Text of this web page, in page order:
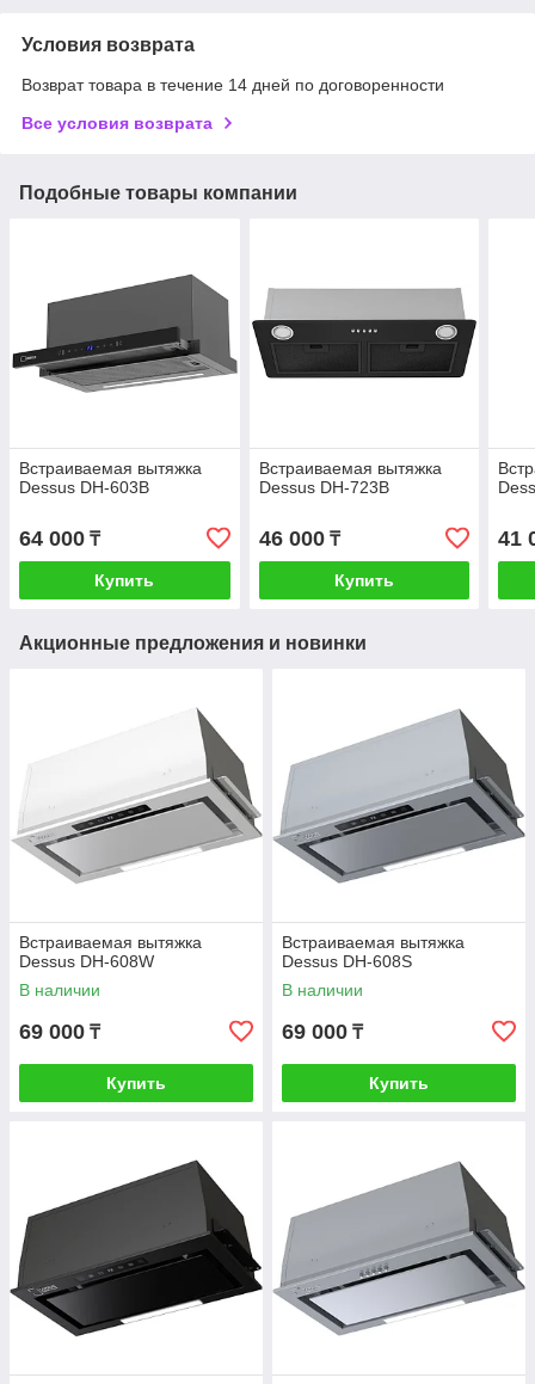
Условия возврата
Возврат товара в течение 14 дней по договоренности
Все условия возврата
Подобные товары компании
Встраиваемая вытяжка
Dessus DH-603B
64 000 ₸
Купить
Встраиваемая вытяжка
Dessus DH-723B
46 000₸
Купить
41
Акционные предложения и новинки
Встраиваемая вытяжка
Dessus DH-608W
В наличии
69 000 ₸
Купить
Встраиваемая вытяжка
Dessus DH-608S
В наличии
69 000 ₸
Купить